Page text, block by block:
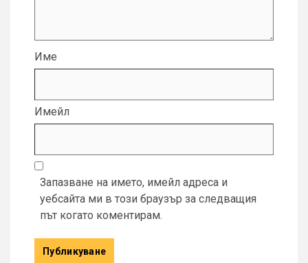
Име
Имейл
Запазване на името, имейл адреса и
уебсайта ми в този браузър за следващия
път когато коментирам.